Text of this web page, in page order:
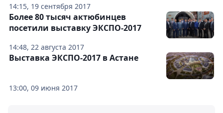
14:15, 19 сентября 2017
14:48, 22 августа 2017
Более 80 тысяч актюбинцев
посетили выставку ЭКСПО-2017
13:00, 09 июня 2017
Выставка ЭКСПО-2017 в Астане